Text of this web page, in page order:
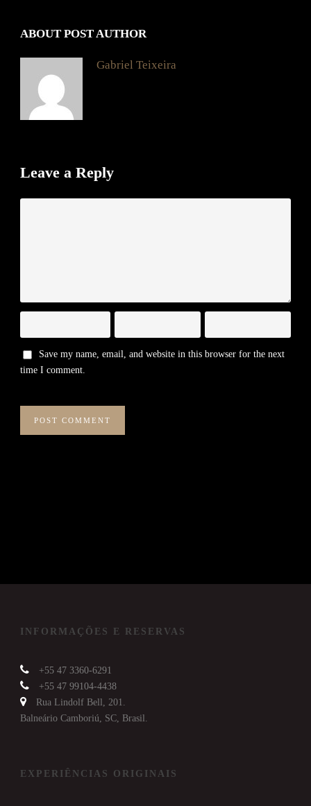
ABOUT POST AUTHOR
Gabriel Teixeira
Leave a Reply
Save my name, email, and website in this browser for the next
time I comment.
INFORMAÇÕES E RESERVAS
+55 47 3360-6291
+55 47 99104-4438
Rua Lindolf Bell, 201.
Balneário Camboriú, SC, Brasil.
EXPERIÊNCIAS ORIGINAIS